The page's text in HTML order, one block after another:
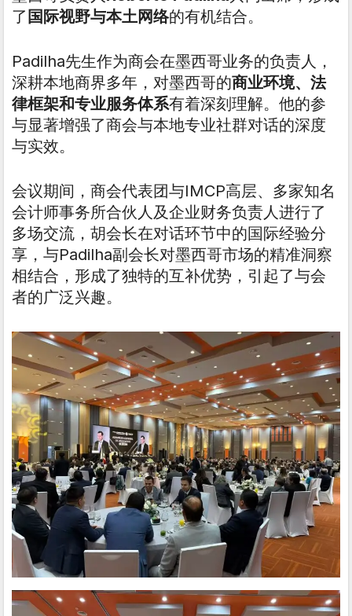
了 国际视野与本土网络的有机结合。
Padilha先生作为商会在墨西哥业务的负责人，
深耕本地商界多年，对墨西哥的商业环境、法
律框架和专业服务体系有着深刻理解。他的参
与显著增强了商会与本地专业社群对话的深度
与实效。
会议期间，商会代表团与IMCP高层、多家知名
会计师事务所合伙人及企业财务负责人进行了
多场交流，胡会长在对话环节中的国际经验分
享，与Padilha副会长对墨西哥市场的精准洞察
相结合，形成了独特的互补优势，引起了与会
者的广泛兴趣。